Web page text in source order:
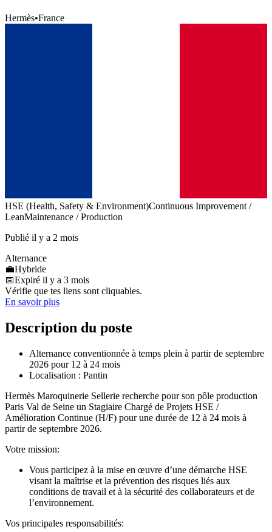
Hermès•France
HSE (Health, Safety & Environment)Continuous Improvement /
LeanMaintenance / Production
Publié il y a 2 mois
Alternance
💼Hybride
📅Expiré il y a 3 mois
Vérifie que tes liens sont cliquables.
En savoir plus
Description du poste
Alternance conventionnée à temps plein à partir de septembre
2026 pour 12 à 24 mois
Localisation : Pantin
Hermès Maroquinerie Sellerie recherche pour son pôle production
Paris Val de Seine un Stagiaire Chargé de Projets HSE /
Amélioration Continue (H/F) pour une durée de 12 à 24 mois à
partir de septembre 2026.
Votre mission:
Vous participez à la mise en œuvre d’une démarche HSE
visant la maîtrise et la prévention des risques liés aux
conditions de travail et à la sécurité des collaborateurs et de
l’environnement.
Vos principales responsabilités: